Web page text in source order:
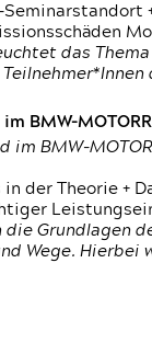
das
BMW-
BMW-
der Theorie +
die Grundlagen
Wege. Hierbei